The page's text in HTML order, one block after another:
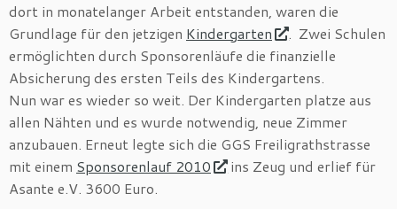
dort in monatelanger Arbeit entstanden, waren die
Grundlage für den jetzigen Kindergarten
. Zwei Schulen
ermöglichten durch Sponsorenläufe die finanzielle
Absicherung des ersten Teils des Kindergartens.
Nun war es wieder so weit. Der Kindergarten platze aus
allen Nähten und es wurde notwendig, neue Zimmer
anzubauen. Erneut legte sich die GGS Freiligrathstrasse
mit einem Sponsorenlauf 2010
ins Zeug und erlief für
Asante e.V. 3600 Euro.